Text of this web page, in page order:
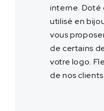
interne. Doté
utilisé en
vous
de certains
votre logo.
de nos